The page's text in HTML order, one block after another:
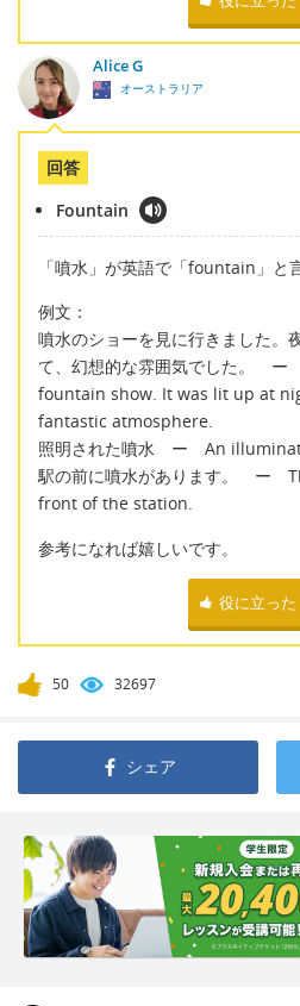
Alice G
オーストラリア
回答
Fountain
「噴水」が英語で「fountain」と
例文：
噴水のショーを見に行きました。
て、幻想的な雰囲気でした。
fountain show. It was lit up at
fantastic atmosphere.
照明された噴水 ー An
駅の前に噴水があります。 ー
front of the station.
参考になれば嬉しいです。
役に立った
50 32697
シェア